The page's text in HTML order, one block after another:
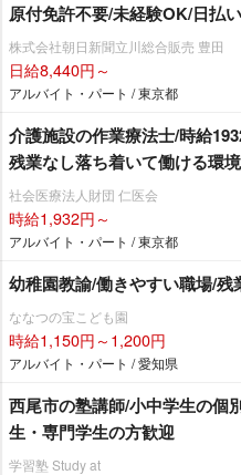
原付免許不要/未経験OK/日払
株式会社朝日新聞立川総合販売 豊田
日給8,440円～
アルバイト・パート / 東京都
介護施設の作業療法士/時給
残業なし落ち着いて働ける環境
社会医療法人財団 仁医会
時給1,932円～
アルバイト・パート / 東京都
幼稚園教諭/働きやすい職場/残
ななつの宝こども園
時給1,150円～1,200円
アルバイト・パート / 愛知県
西尾市の塾講師/小中学生の個
生・専門学生の方歓迎
学習塾 Study at